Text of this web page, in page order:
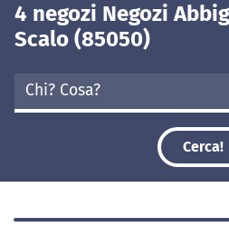
4 negozi Negozi
Scalo (85050)
Cerca!